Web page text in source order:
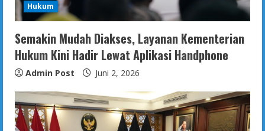
Hukum
Semakin Mudah Diakses, Layanan Kementerian
Hukum Kini Hadir Lewat Aplikasi Handphone
Admin Post Juni 2, 2026